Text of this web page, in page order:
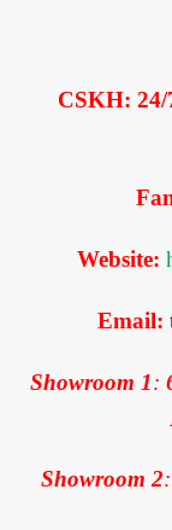
CSKH: 24/
Website:
Email:
Showroom 1:
Showroom 2: